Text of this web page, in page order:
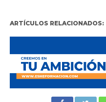
ARTÍCULOS RELACIONADOS: